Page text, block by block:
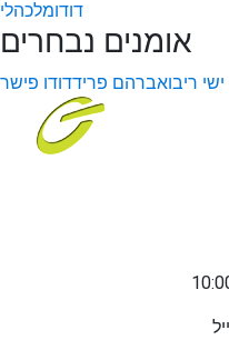
דודומלכהלי
אומנים נבחרים
ישי ריבואברהם פרידדודו פישר